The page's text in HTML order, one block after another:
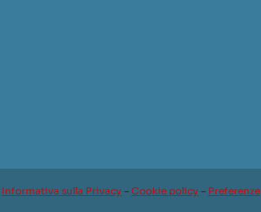
Informativa sulla Privacy – Cookie policy – Preferenze